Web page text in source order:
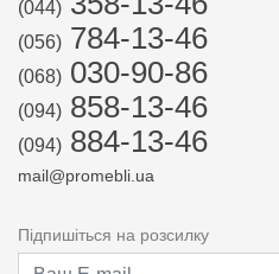
(044)
(056) 784-13-46
(068) 030-90-86
(094) 858-13-46
(094) 884-13-46
mail@promebli.ua
Підпишіться на розсилку